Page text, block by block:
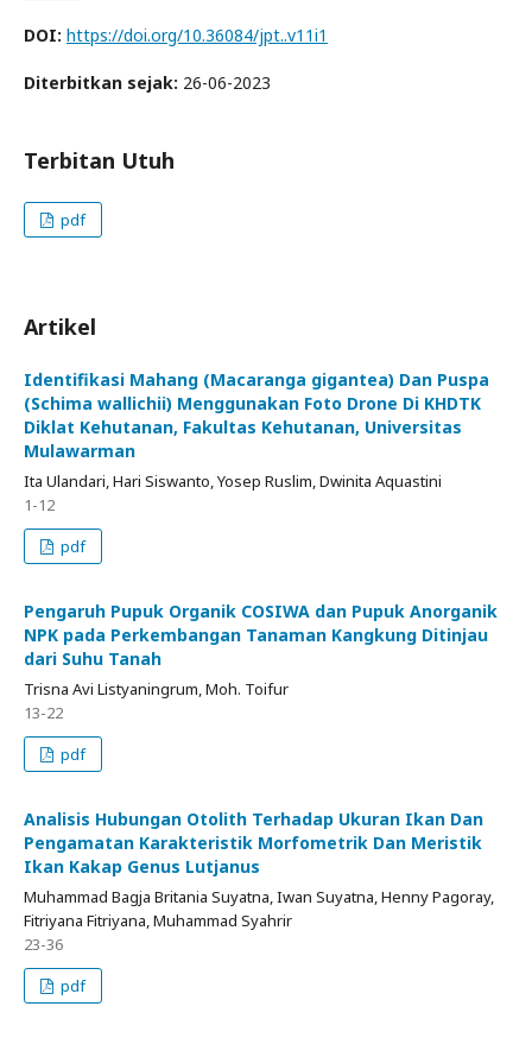
DOI: https://doi.org/10.36084/jpt..v11i1
Diterbitkan sejak: 26-06-2023
Terbitan Utuh
pdf
Artikel
Identifikasi Mahang (Macaranga gigantea) Dan Puspa
(Schima wallichii) Menggunakan Foto Drone Di KHDTK
Diklat Kehutanan, Fakultas Kehutanan, Universitas
Mulawarman
Ita Ulandari, Hari Siswanto, Yosep Ruslim, Dwinita Aquastini
1-12
pdf
Pengaruh Pupuk Organik COSIWA dan Pupuk Anorganik
NPK pada Perkembangan Tanaman Kangkung Ditinjau
dari Suhu Tanah
Trisna Avi Listyaningrum, Moh. Toifur
13-22
pdf
Analisis Hubungan Otolith Terhadap Ukuran Ikan Dan
Pengamatan Karakteristik Morfometrik Dan Meristik
Ikan Kakap Genus Lutjanus
Muhammad Bagja Britania Suyatna, Iwan Suyatna, Henny Pagoray,
Fitriyana Fitriyana, Muhammad Syahrir
23-36
pdf